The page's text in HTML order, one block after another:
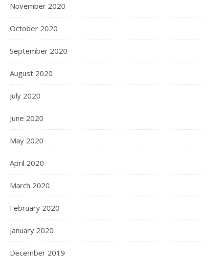
November 2020
October 2020
September 2020
August 2020
July 2020
June 2020
May 2020
April 2020
March 2020
February 2020
January 2020
December 2019